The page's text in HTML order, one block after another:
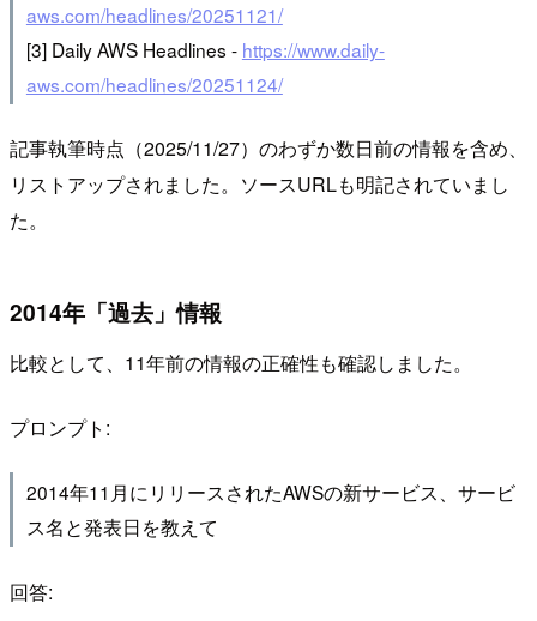
aws.com/headlines/20251121/
[3] Daily AWS Headlines - https://www.daily-
aws.com/headlines/20251124/
記事執筆時点（2025/11/27）のわずか数日前の情報を含め、
リストアップされました。ソースURLも明記されていまし
た。
2014年「過去」情報
比較として、11年前の情報の正確性も確認しました。
プロンプト:
2014年11月にリリースされたAWSの新サービス、サービ
ス名と発表日を教えて
回答: